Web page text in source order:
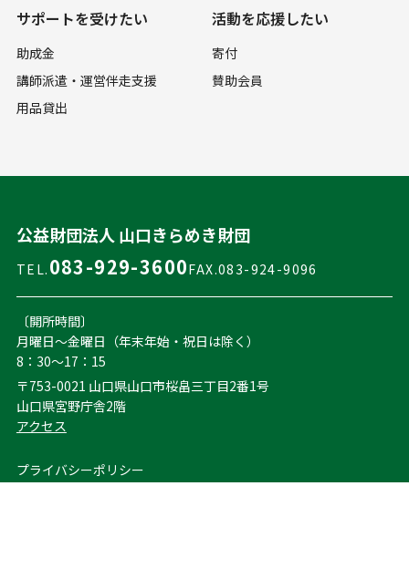
サポートを受けたい
助成金
講師派遣・運営伴走支援
用品貸出
活動を応援したい
寄付
賛助会員
公益財団法人 山口きらめき財団
TEL. 083-929-3600FAX.083-924-9096
〔開所時間〕
月曜日～金曜日（年末年始・祝日は除く）
8：30～17：15
〒753-0021 山口県山口市桜畠三丁目2番1号
山口県宮野庁舎2階
アクセス
プライバシーポリシー